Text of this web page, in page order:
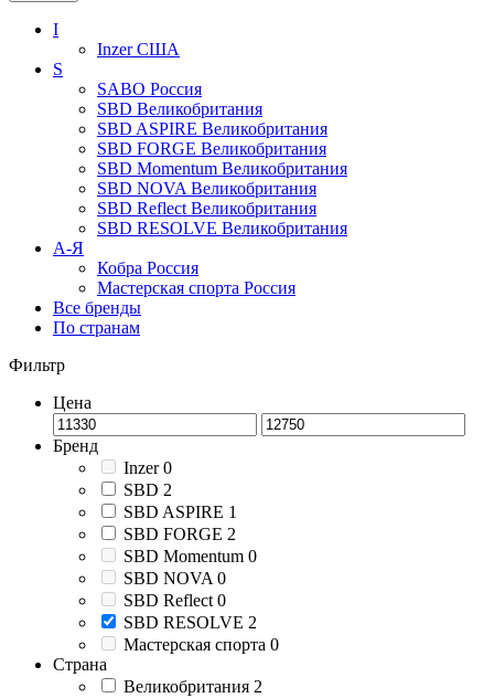
I
InzerСША
S
SABO Россия
SBD Великобритания
SBD ASPIRE Великобритания
SBD FORGE Великобритания
SBD Momentum Великобритания
SBD NOVA Великобритания
SBD Reflect Великобритания
SBD RESOLVE Великобритания
А-Я
Кобра Россия
Мастерская спорта Россия
Все бренды
По странам
Фильтр
Цена
Бренд
Inzer 0
SBD 2
SBD ASPIRE 1
SBD FORGE 2
SBD Momentum 0
SBD NOVA 0
SBD Reflect 0
SBD RESOLVE 2
Мастерская спорта 0
Страна
Великобритания 2